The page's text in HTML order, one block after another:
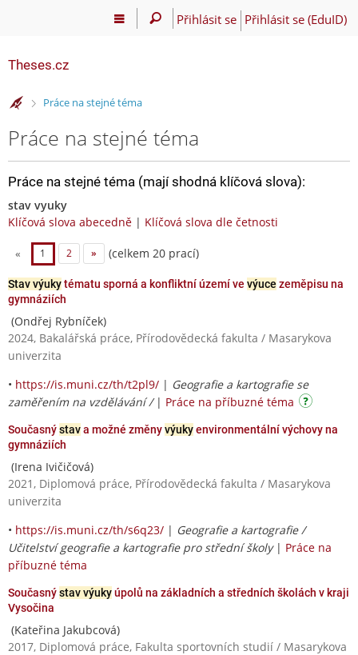
Přihlásit se Přihlásit se (EduID)
Theses.cz
>Práce na stejné téma
Práce na stejné téma
Práce na stejné téma (mají shodná klíčová slova):
stav vyuky
Klíčová slova abecedně | Klíčová slova dle četnosti
« 1 2 » (celkem 20 prací)
Stav výukytématu sporná a konfliktní území ve výuce zeměpisu na
gymnáziích
(Ondřej Rybníček)
2024, Bakalářská práce, Přírodovědecká fakulta / Masarykova
univerzita
• https://is.muni.cz/th/t2pl9/ | Geografie a kartografie se
zaměřením na vzdělávání / | Práce na příbuzné téma
Současnýstava možné změnyvýukyenvironmentální výchovy na
gymnáziích
(Irena Ivičičová)
2021, Diplomová práce, Přírodovědecká fakulta / Masarykova
univerzita
• https://is.muni.cz/th/s6q23/ | Geografie a kartografie /
Učitelství geografie a kartografie pro střední školy| Práce na
příbuzné téma
Současnýstav výukyúpolů na základních a středních školách v kraji
Vysočina
(Kateřina Jakubcová)
2017, Diplomová práce, Fakulta sportovních studií / Masarykova